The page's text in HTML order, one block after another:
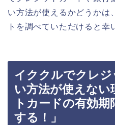
い方法が使えるかどうかは
トを調べていただけると幸
イククルでクレ
い方法が使えない
トカードの有効
する！」